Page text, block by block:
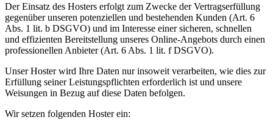
Der Einsatz des Hosters erfolgt zum Zwecke der Vertragserfüllung
gegenüber unseren potenziellen und bestehenden Kunden (Art. 6
Abs. 1 lit. b DSGVO) und im Interesse einer sicheren, schnellen
und effizienten Bereitstellung unseres Online-Angebots durch einen
professionellen Anbieter (Art. 6 Abs. 1 lit. f DSGVO).
Unser Hoster wird Ihre Daten nur insoweit verarbeiten, wie dies zur
Erfüllung seiner Leistungspflichten erforderlich ist und unsere
Weisungen in Bezug auf diese Daten befolgen.
Wir setzen folgenden Hoster ein: